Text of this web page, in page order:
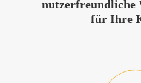
nutzerfreundliche
für Ihre